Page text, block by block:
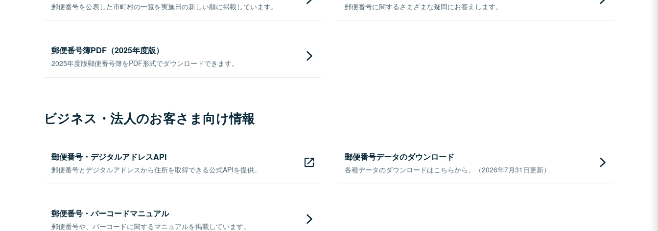
郵便番号を公表した市町村の一覧を実施日の新しい順に掲載しています。 郵便番号に関するさまざまな疑問にお答えします。
郵便番号簿PDF（2025年度版）
2025年度版郵便番号簿をPDF形式でダウンロードできます。
ビジネス・法人のお客さま向け情報
郵便番号・デジタルアドレスAPI
郵便番号とデジタルアドレスから住所を取得できる公式APIを提供。
郵便番号データのダウンロード
各種データのダウンロードはこちらから。（2026年7月31日更新）
郵便番号・バーコードマニュアル
郵便番号や、バーコードに関するマニュアルを掲載しています。